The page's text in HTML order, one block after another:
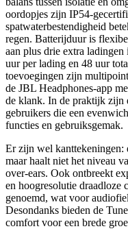
oordopjes zijn
spatwaterbestendigheid
regen. Batterijduur is
aan plus drie extra
uur per lading en 48 uur
toevoegingen zijn
de JBL Headphones‑app
de klank. In de praktijk zijn
gebruikers die een
functies en gebruiksgemak.
Er zijn wel
maar haalt niet het niveau
over‑ears. Ook ontbreekt
en hoogresolutie draadloze
genoemd, wat voor
Desondanks bieden de
comfort voor een brede